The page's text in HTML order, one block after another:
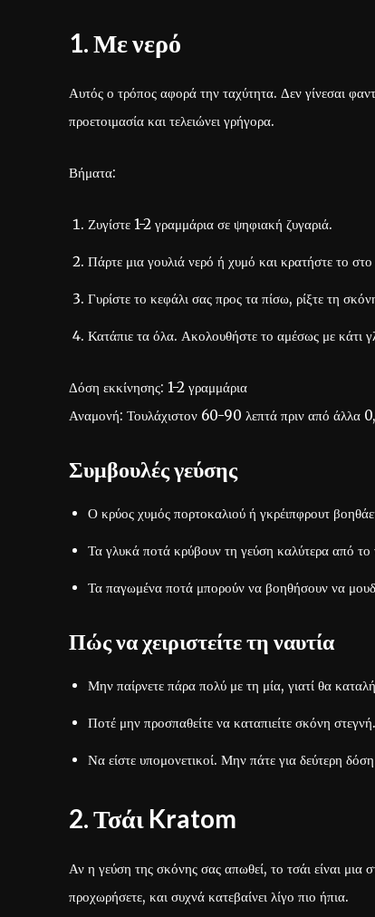
1. Με νερό
Αυτός ο τρόπος αφορά την ταχύτητα. Δεν γίνεσαι
προετοιμασία και τελειώνει γρήγορα.
Βήματα:
Ζυγίστε 1-2 γραμμάρια σε ψηφιακή ζυγαριά.
Πάρτε μια γουλιά νερό ή χυμό και κρατήστε το
Γυρίστε το κεφάλι σας προς τα πίσω, ρίξτε τη
Κατάπιε τα όλα. Ακολουθήστε το αμέσως με κάτι
Δόση εκκίνησης: 1-2 γραμμάρια
Αναμονή: Τουλάχιστον 60-90 λεπτά πριν από άλλα
Συμβουλές γεύσης
Ο κρύος χυμός πορτοκαλιού ή γκρέιπφρουτ
Τα γλυκά ποτά κρύβουν τη γεύση καλύτερα από το
Τα παγωμένα ποτά μπορούν να βοηθήσουν να
Πώς να χειριστείτε τη ναυτία
Μην παίρνετε πάρα πολύ με τη μία, γιατί θα
Ποτέ μην προσπαθείτε να καταπιείτε σκόνη στεγνή.
Να είστε υπομονετικοί. Μην πάτε για δεύτερη
2. Τσάι Kratom
Αν η γεύση της σκόνης σας απωθεί, το τσάι είναι μια
προχωρήσετε, και συχνά κατεβαίνει λίγο πιο ήπια.